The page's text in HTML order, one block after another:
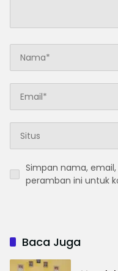
Simpan nama,
peramban ini untuk
Baca Juga